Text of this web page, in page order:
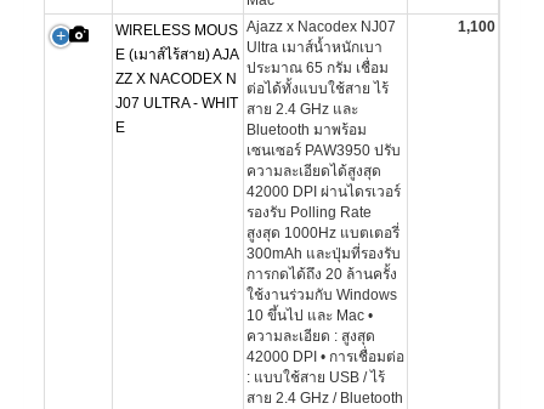
WIRELESS MOUS
E (เมาส์ไร้สาย) AJA
ZZ X NACODEX N
J07 ULTRA - WHIT
E
Ajazz x Nacodex NJ07
Ultra เมาส์น้ำหนักเบา
ประมาณ 65 กรัม เชื่อม
ต่อได้ทั้งแบบใช้สาย ไร้
สาย 2.4 GHz และ
Bluetooth มาพร้อม
เซนเซอร์ PAW3950 ปรับ
ความละเอียดได้สูงสุด
42000 DPI ผ่านไดรเวอร์
รองรับ Polling Rate
สูงสุด 1000Hz แบตเตอรี่
300mAh และปุ่มที่รองรับ
การกดได้ถึง 20 ล้านครั้ง
ใช้งานร่วมกับ Windows
10 ขึ้นไป และ Mac •
ความละเอียด : สูงสุด
42000 DPI • การเชื่อมต่อ
: แบบใช้สาย USB / ไร้
สาย 2.4 GHz / Bluetooth
1,100